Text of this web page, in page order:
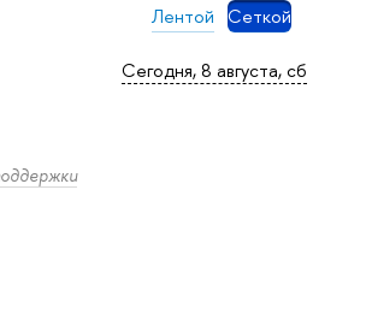
Лентой Сеткой
Сегодня, 8 августа, сб